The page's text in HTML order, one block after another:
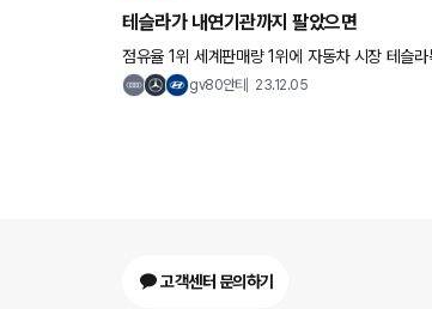
테슬라가 내연기관까지 팔았으면
점유율 1위 세계판매량 1위
gv80안티 23.12.05
고객센터 문의하기